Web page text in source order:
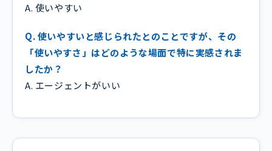
A. 使いやすい
Q. 使いやすいと感じられたとのことですが、その
「使いやすさ」はどのような場面で特に実感されま
したか？
A. エージェントがいい